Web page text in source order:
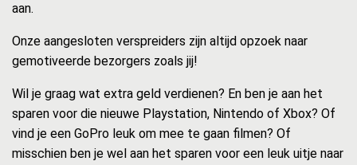
aan.
Onze aangesloten verspreiders zijn altijd opzoek naar
gemotiveerde bezorgers zoals jij!
Wil je graag wat extra geld verdienen? En ben je aan het
sparen voor die nieuwe Playstation, Nintendo of Xbox? Of
vind je een GoPro leuk om mee te gaan filmen? Of
misschien ben je wel aan het sparen voor een leuk uitje naar